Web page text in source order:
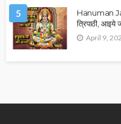
5
Hanuman
त्रिपाठी, आइये
April 9,